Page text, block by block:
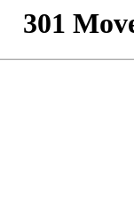
301